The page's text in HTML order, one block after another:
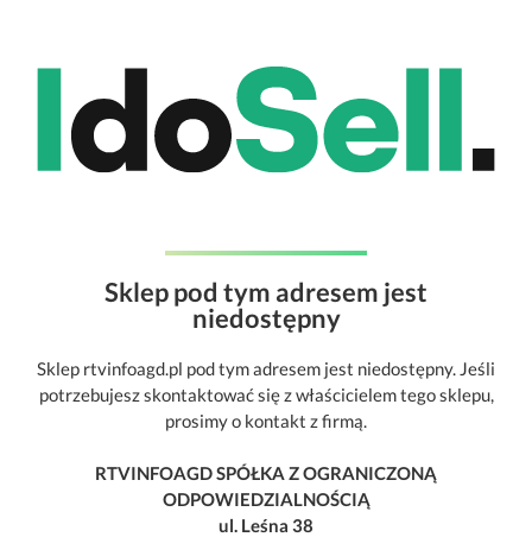
Sklep pod tym adresem jest
niedostępny
Sklep rtvinfoagd.pl pod tym adresem jest niedostępny. Jeśli
potrzebujesz skontaktować się z właścicielem tego sklepu,
prosimy o kontakt z firmą.
RTVINFOAGD SPÓŁKA Z OGRANICZONĄ
ODPOWIEDZIALNOŚCIĄ
ul. Leśna 38